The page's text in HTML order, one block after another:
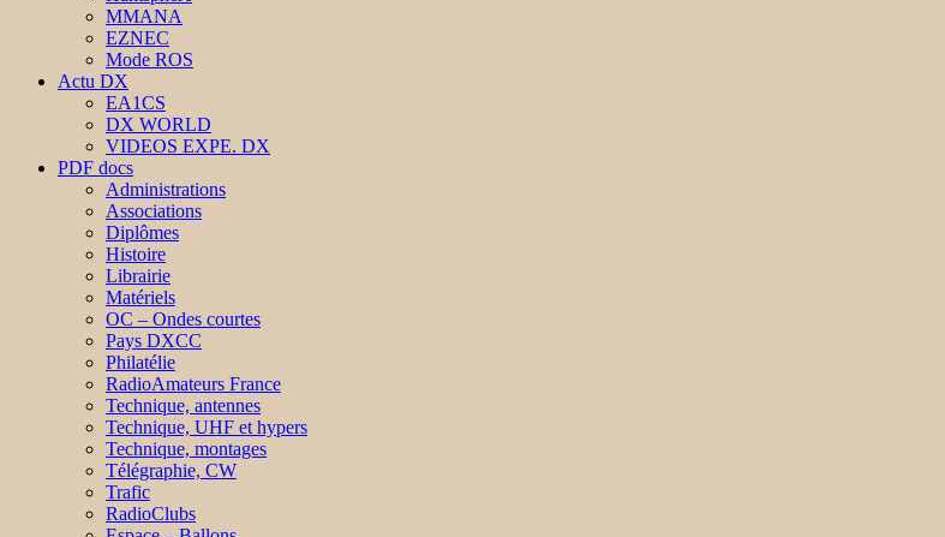
MMANA
EZNEC
Mode ROS
Actu DX
EA1CS
DX WORLD
VIDEOS EXPE. DX
PDF docs
Administrations
Associations
Diplômes
Histoire
Librairie
Matériels
OC – Ondes courtes
Pays DXCC
Philatélie
RadioAmateurs France
Technique, antennes
Technique, UHF et hypers
Technique, montages
Télégraphie, CW
Trafic
RadioClubs